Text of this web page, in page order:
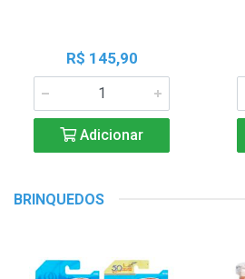
R$ 145,90
Adicionar
BRINQUEDOS